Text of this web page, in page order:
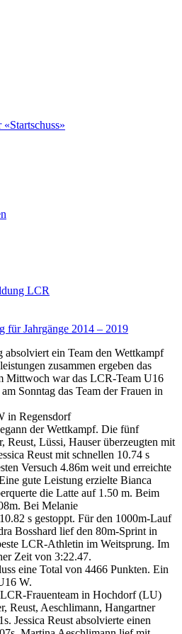
LCR
für Jahrgänge 2014 – 2019
ein Team den Wettkampf
zusammen ergeben das
Mittwoch war das LCR-Team U16
Sonntag das Team der Frauen in
in Regensdorf
der Wettkampf. Die fünf
Reust, Lüssi, Hauser überzeugten mit
Reust mit schnellen 10.74 s
Versuch 4.86m weit und erreichte
gute Leistung erzielte Bianca
die Latte auf 1.50 m. Beim
Bei Melanie
s gestoppt. Für den 1000m-Lauf
Bosshard lief den 80m-Sprint in
LCR-Athletin im Weitsprung. Im
Zeit von 3:22.47.
eine Total von 4466 Punkten. Ein
W.
Frauenteam in Hochdorf (LU)
Reust, Aeschlimann, Hangartner
Jessica Reust absolvierte einen